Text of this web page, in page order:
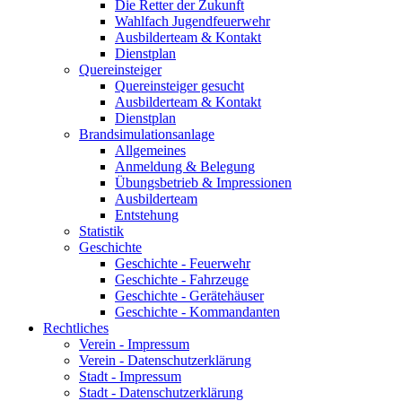
Die Retter der Zukunft
Wahlfach Jugendfeuerwehr
Ausbilderteam & Kontakt
Dienstplan
Quereinsteiger
Quereinsteiger gesucht
Ausbilderteam & Kontakt
Dienstplan
Brandsimulationsanlage
Allgemeines
Anmeldung & Belegung
Übungsbetrieb & Impressionen
Ausbilderteam
Entstehung
Statistik
Geschichte
Geschichte - Feuerwehr
Geschichte - Fahrzeuge
Geschichte - Gerätehäuser
Geschichte - Kommandanten
Rechtliches
Verein - Impressum
Verein - Datenschutzerklärung
Stadt - Impressum
Stadt - Datenschutzerklärung